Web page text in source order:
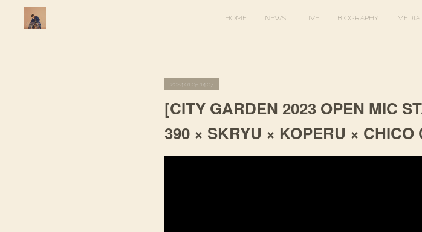
HOME NEWS LIVE BIOGRAPHY MEDIA
2024.01.05 14:07
[CITY GARDEN 2023 OPEN MIC
390 × SKRYU × KOPERU ×